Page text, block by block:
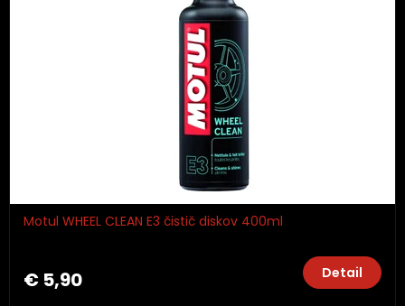
Motul WHEEL CLEAN E3 čistič diskov 400ml
€ 5,90 Detail